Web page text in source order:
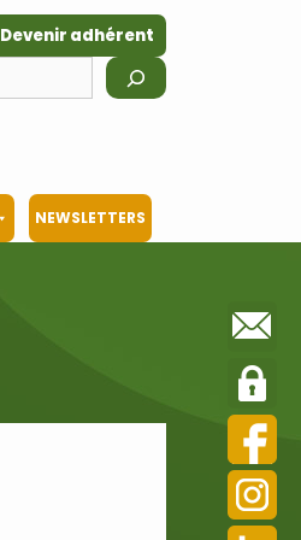
Devenir adhérent
NEWSLETTERS